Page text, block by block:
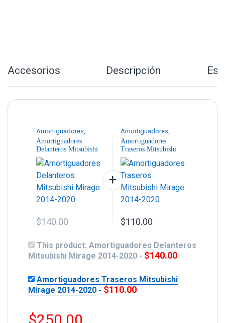
Accesorios Descripción
Amortiguadores
Suspensión
Amortiguadores
Delanteros Mitsubishi
Mirage 2014-2020
$140.00
Amortiguadores
Suspensión
Amortiguadores
Traseros Mitsubishi
Mirage 2014-2020
$110.00
This product: Amortiguadores Delanteros
Mitsubishi Mirage 2014-2020 - $140.00
Amortiguadores Traseros Mitsubishi
Mirage 2014-2020 - $110.00